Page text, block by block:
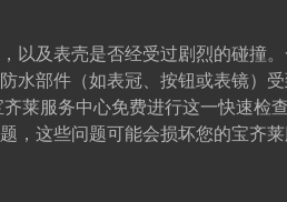
以及表壳是否经受过剧烈的碰撞。
水部件（如表冠、按钮或表镜）受
莱服务中心免费进行这一快速检查
，这些问题可能会损坏您的宝齐